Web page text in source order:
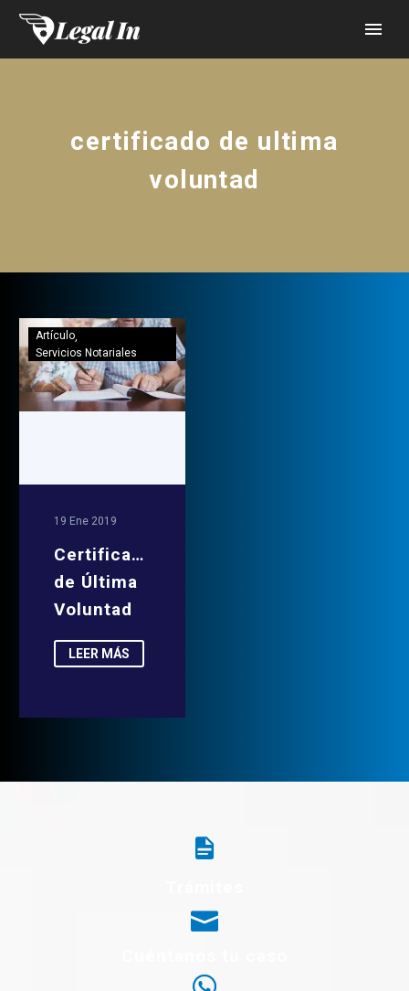
certificado de ultima
voluntad
Artículo
Servicios Notariales
19 Ene 2019
Certificado
de Última
Voluntad
LEER MÁS